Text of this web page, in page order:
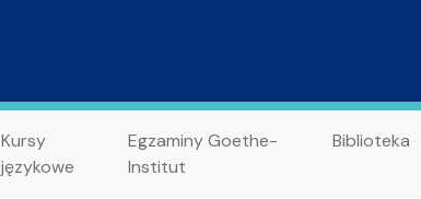
Kursy
językowe
Egzaminy Goethe-
Institut
Biblioteka